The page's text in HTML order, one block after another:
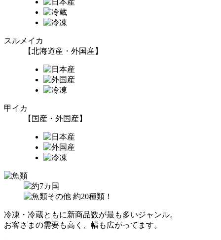
スルメイカ
【北海道産・外国産】
甲イカ
【国産・外国産】
冷凍・冷蔵ともに新商品数が最も多いジャンル。
お客さまの需要も高く、幅も広がってます。